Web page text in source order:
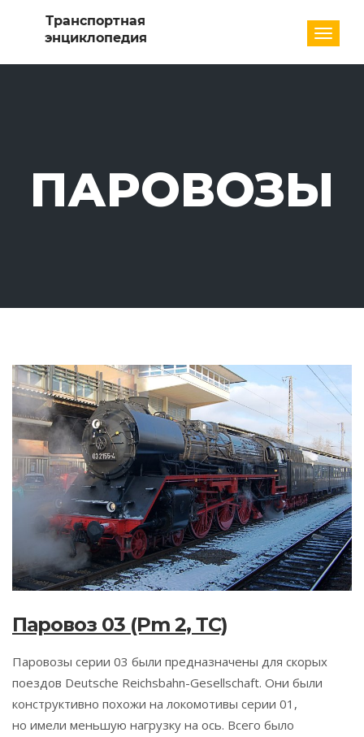
ПАРОВОЗЫ
Паровоз 03 (Pm 2, ТС)
Паровозы серии 03 были предназначены для скорых
поездов Deutsche Reichsbahn-Gesellschaft. Они были
конструктивно похожи на локомотивы серии 01,
но имели меньшую нагрузку на ось. Всего было